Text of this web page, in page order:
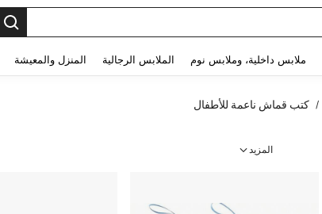
ملابس داخلية، وملابس نوم الملابس الرجالية المنزل والمعيشة
/ كتب قماش ناعمة للأطفال
المزيد